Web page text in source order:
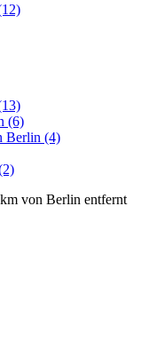
(6)
Berlin (4)
von Berlin entfernt